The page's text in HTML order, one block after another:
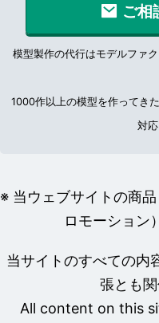
ご相
模型製作の代行はモデルファ
1000作以上の模型を作ってき
対応
※ 当ウェブサイトの商
ロモーション
当サイトのすべての内
張とも関
All content on this